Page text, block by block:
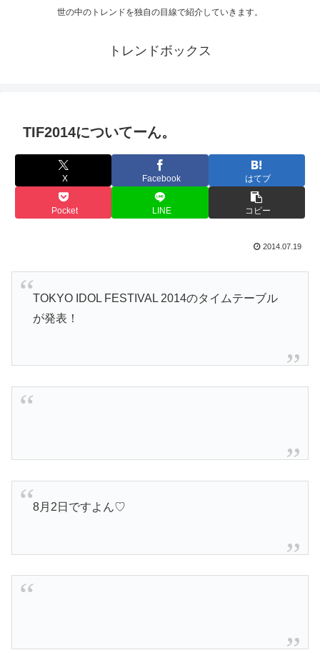
世の中のトレンドを独自の目線で紹介していきます。
トレンドボックス
TIF2014についてーん。
X Facebook はてブ
Pocket LINE コピー
2014.07.19
TOKYO IDOL FESTIVAL 2014のタイムテーブル
が発表！
8月2日ですよん♡